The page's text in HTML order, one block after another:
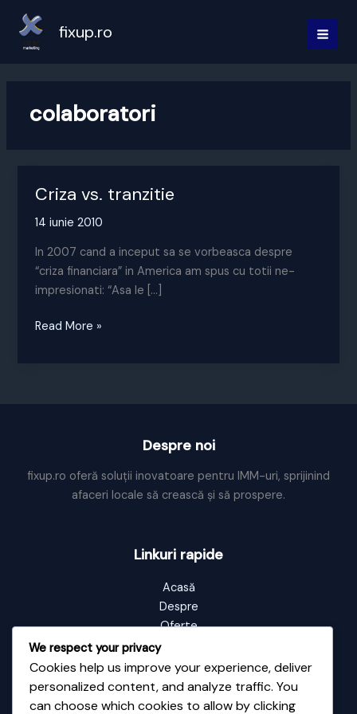
content
fixup.ro
colaboratori
Criza vs. tranzitie
14 iunie 2010
In 2007 cand a inceput sa se vorbeasca despre
“criza financiara” in America am spus cu totii ne-
impresionati: “Asa le […]
Criza
Read More »
Despre noi
fixup.ro oferă soluții inovatoare pentru IMM-uri, sprijinind
afaceri locale să crească și să prospere.
Linkuri rapide
Acasă
Despre
Oferte
Portofoliu
Blog
Contact
We respect your privacy
Cookies help us improve your experience, deliver
personalized content, and analyze traffic. You
can choose which cookies to allow by clicking